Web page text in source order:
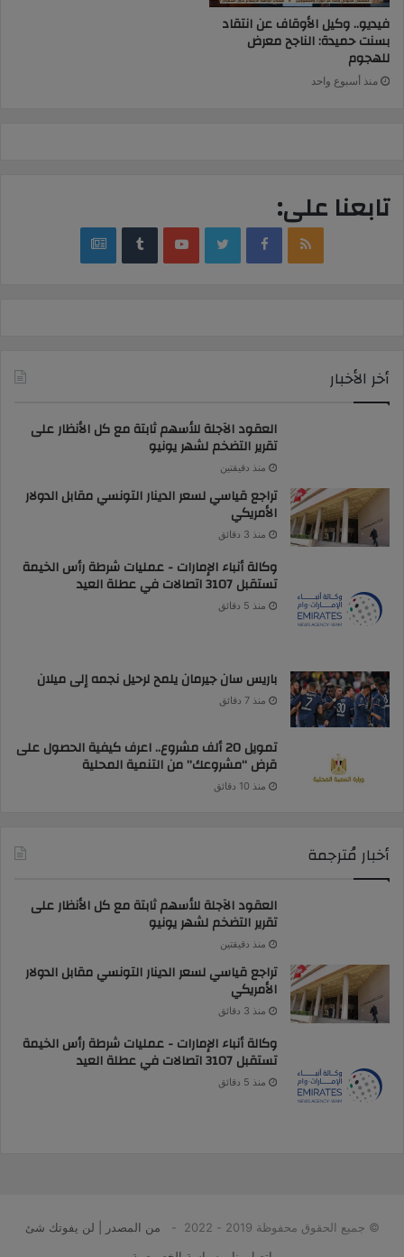
فيديو.. وكيل الأوقاف عن انتقاد
بسنت حميدة: الناجح معرض
للهجوم
منذ أسبوع واحد
تابعنا على:
RSS
Facebook
Twitter
YouTube
‏Tumblr
google
أخر الأخبار
العقود الآجلة للأسهم ثابتة مع كل الأنظار على
تقرير التضخم لشهر يونيو
منذ دقيقتين
تراجع قياسي لسعر الدينار التونسي مقابل الدولار
الأمريكي
منذ 3 دقائق
وكالة أنباء الإمارات - عمليات شرطة رأس الخيمة
تستقبل 3107 اتصالات في عطلة العيد
منذ 5 دقائق
باريس سان جيرمان يلمح لرحيل نجمه إلى ميلان
منذ 7 دقائق
تمويل 20 ألف مشروع.. اعرف كيفية الحصول على
قرض “مشروعك” من التنمية المحلية
منذ 10 دقائق
أخبار مُترجمة
العقود الآجلة للأسهم ثابتة مع كل الأنظار على
تقرير التضخم لشهر يونيو
منذ دقيقتين
تراجع قياسي لسعر الدينار التونسي مقابل الدولار
الأمريكي
منذ 3 دقائق
وكالة أنباء الإمارات - عمليات شرطة رأس الخيمة
تستقبل 3107 اتصالات في عطلة العيد
منذ 5 دقائق
© جميع الحقوق محفوظة 2019 - 2022 -
من المصدر | لن يفوتك شئ